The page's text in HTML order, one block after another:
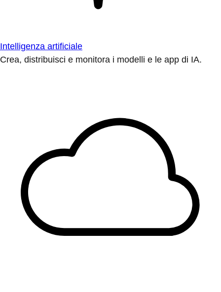
Intelligenza artificiale
Crea, distribuisci e monitora i modelli e le app di IA.